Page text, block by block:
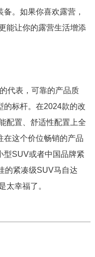
。如果你喜欢露营，
能让你的露营生活增添
代表，可靠的产品质
的标杆。在2024款的改
配置、舒适性配置上全
在这个价位畅销的产品
型SUV或者中国品牌紧
的紧凑级SUV马自达
太幸福了。